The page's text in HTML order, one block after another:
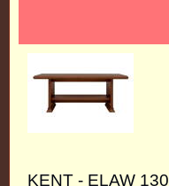
KENT - ELAW 130